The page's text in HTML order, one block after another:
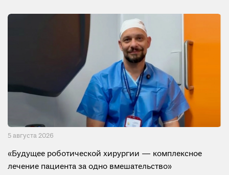
5 августа 2026
«Будущее роботической хирургии — комплексное
лечение пациента за одно вмешательство»